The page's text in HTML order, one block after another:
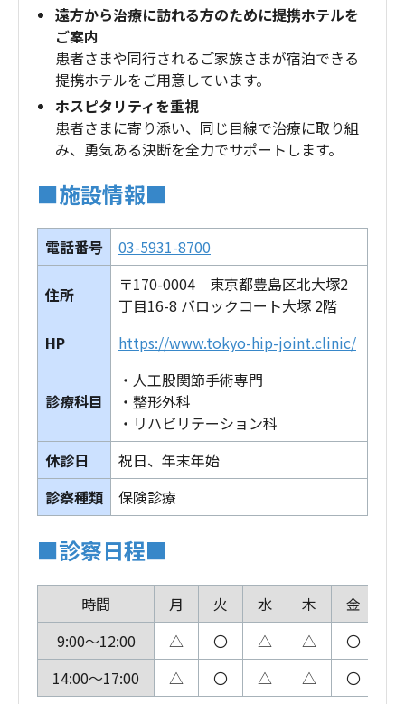
遠方から治療に訪れる方のために提携ホテルを
ご案内
患者さまや同行されるご家族さまが宿泊できる
提携ホテルをご用意しています。
ホスピタリティを重視
患者さまに寄り添い、同じ目線で治療に取り組
み、勇気ある決断を全力でサポートします。
■施設情報■
電話番号 03-5931-8700
住所
〒170-0004 東京都豊島区北大塚2
丁目16-8 バロックコート大塚 2階
HP
https://www.tokyo-hip-joint.clinic/
診療科目
・人工股関節手術専門
・整形外科
・リハビリテーション科
休診日
祝日、年末年始
診察種類
保険診療
■診察日程■
時間 月 火 水 木 金
9:00～12:00
△ 〇 △ △ 〇
14:00～17:00
△ 〇 △ △ 〇